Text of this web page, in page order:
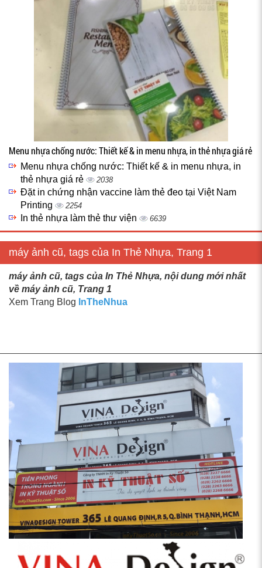
Menu nhựa chống nước: Thiết kế & in menu nhựa, in thẻ nhựa giá rẻ
Menu nhựa chống nước: Thiết kế & in menu nhựa, in
thẻ nhựa giá rẻ
2038
Đặt in chứng nhận vaccine làm thẻ đeo tại Việt Nam
Printing
2254
In thẻ nhựa làm thẻ thư viện 6639
máy ảnh cũ, tags của In Thẻ Nhựa, Trang 1
máy ảnh cũ, tags của In Thẻ Nhựa, nội dung mới nhất
về máy ảnh cũ, Trang 1
Xem Trang Blog InTheNhua